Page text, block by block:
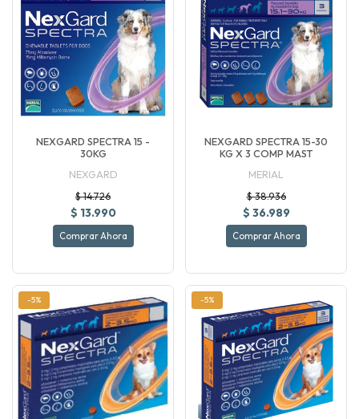
NEXGARD SPECTRA 15 -
30KG
NEXGARD
$ 14.726
$ 13.990
Comprar Ahora
NEXGARD SPECTRA 15-30
KG X 3 COMP MAST
MERIAL
$ 38.936
$ 36.989
Comprar Ahora
-5% -5%